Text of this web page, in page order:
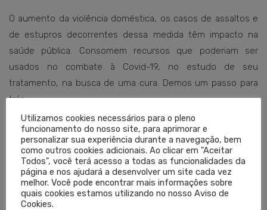
O aumento da violência doméstica, os casos de assaltos e
de estupros decorrentes dessa medida têm impacto na
saúde pública. Consomem recursos que poderiam ser
usados no combate à Covid-19, no estudo de seu
tratamento, na busca de uma cura. Demos um passo para
trás.
Os médicos têm um compromisso com a coletividade
através de cada indivíduo. Por isso, como na Medicina,
esses casos deveriam ser analisados um a um, e não
generalizados. Quem paga o preço de uma decisão assim,
mais uma vez, é a população.
Utilizamos cookies necessários para o pleno
funcionamento do nosso site, para aprimorar e
personalizar sua experiência durante a navegação, bem
como outros cookies adicionais. Ao clicar em "Aceitar
Todos", você terá acesso a todas as funcionalidades da
página e nos ajudará a desenvolver um site cada vez
melhor. Você pode encontrar mais informações sobre
quais cookies estamos utilizando no nosso Aviso de
Cookies.